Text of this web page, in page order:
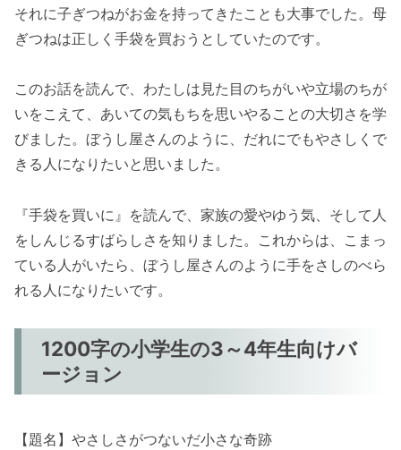
それに子ぎつねがお金を持ってきたことも大事でした。母
ぎつねは正しく手袋を買おうとしていたのです。
このお話を読んで、わたしは見た目のちがいや立場のちが
いをこえて、あいての気もちを思いやることの大切さを学
びました。ぼうし屋さんのように、だれにでもやさしくで
きる人になりたいと思いました。
『手袋を買いに』を読んで、家族の愛やゆう気、そして人
をしんじるすばらしさを知りました。これからは、こまっ
ている人がいたら、ぼうし屋さんのように手をさしのべら
れる人になりたいです。
1200字の小学生の3～4年生向けバ
ージョン
【題名】やさしさがつないだ小さな奇跡